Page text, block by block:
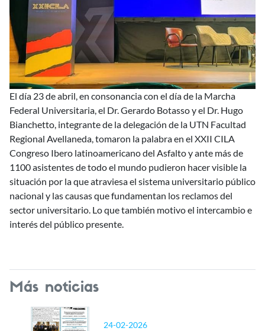
El día 23 de abril, en consonancia con el día de la Marcha
Federal Universitaria, el Dr. Gerardo Botasso y el Dr. Hugo
Bianchetto, integrante de la delegación de la UTN Facultad
Regional Avellaneda, tomaron la palabra en el XXII CILA
Congreso Ibero latinoamericano del Asfalto y ante más de
1100 asistentes de todo el mundo pudieron hacer visible la
situación por la que atraviesa el sistema universitario público
nacional y las causas que fundamentan los reclamos del
sector universitario. Lo que también motivo el intercambio e
interés del público presente.
Más noticias
24-02-2026